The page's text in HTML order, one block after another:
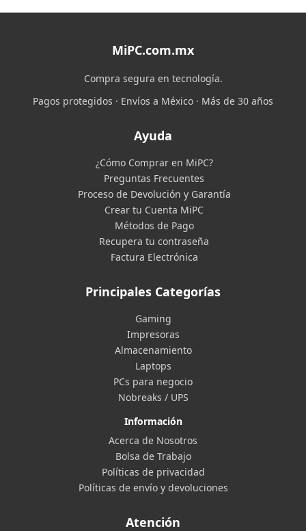
MiPC.com.mx
Compra segura en tecnología.
Pagos protegidos · Envíos a México · Más de 30 años
Ayuda
¿Cómo Comprar en MiPC?
Preguntas Frecuentes
Proceso de Devolución y Garantía
Crear tu Cuenta MiPC
Métodos de Pago
Recupera tu contraseña
Factura Electrónica
Principales Categorías
Gaming
Impresoras
Almacenamiento
Laptops
PCs para negocio
Nobreaks / UPS
Información
Acerca de Nosotros
Bolsa de Trabajo
Políticas de privacidad
Políticas de envío y devoluciones
Atención